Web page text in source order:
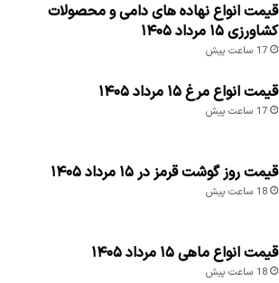
قیمت انواع نهاده های دامی و محصولات
کشاورزی ۱۵ مرداد ۱۴۰۵
17 ساعت پیش
قیمت انواع مرغ ۱۵ مرداد ۱۴۰۵
17 ساعت پیش
قیمت روز گوشت قرمز در ۱۵ مرداد ۱۴۰۵
18 ساعت پیش
قیمت انواع ماهی ۱۵ مرداد ۱۴۰۵
18 ساعت پیش